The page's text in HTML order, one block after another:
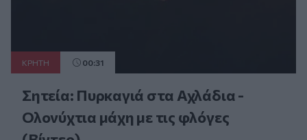
ΚΡΗΤΗ 00:31
Σητεία: Πυρκαγιά στα Αχλάδια -
Ολονύχτια μάχη με τις φλόγες